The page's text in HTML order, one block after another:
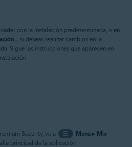
con la instalación predeterminada, o en
si deseas realizar cambios en la
Sigue las instrucciones que aparecen en
Security, ve a ☰ Menú▸ Mis
principal de la aplicación.